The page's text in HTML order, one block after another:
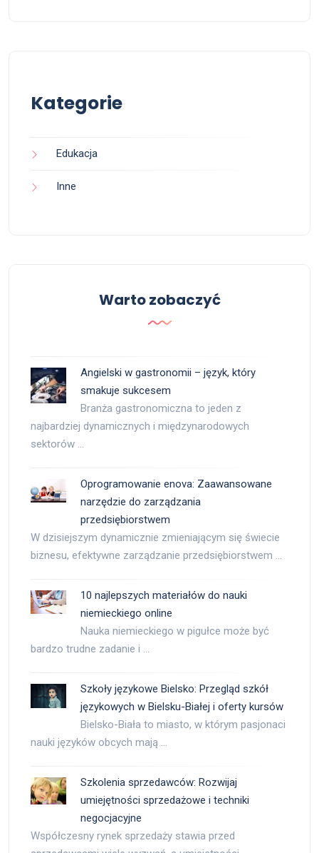
Kategorie
Edukacja
Inne
Warto zobaczyć
Angielski w gastronomii – język, który
smakuje sukcesem
Branża gastronomiczna to jeden z
najbardziej dynamicznych i międzynarodowych
sektorów …
Oprogramowanie enova: Zaawansowane
narzędzie do zarządzania
przedsiębiorstwem
W dzisiejszym dynamicznie zmieniającym się świecie
biznesu, efektywne zarządzanie przedsiębiorstwem …
10 najlepszych materiałów do nauki
niemieckiego online
Nauka niemieckiego w pigułce może być
bardzo trudne zadanie i …
Szkoły językowe Bielsko: Przegląd szkół
językowych w Bielsku-Białej i oferty kursów
Bielsko-Biała to miasto, w którym pasjonaci
nauki języków obcych mają …
Szkolenia sprzedawców: Rozwijaj
umiejętności sprzedażowe i techniki
negocjacyjne
Współczesny rynek sprzedaży stawia przed